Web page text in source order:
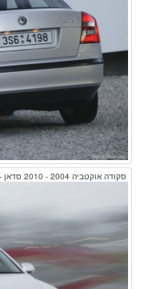
סקודה אוקטביה 2004 - 2010 סדאן - מבט מלפנים